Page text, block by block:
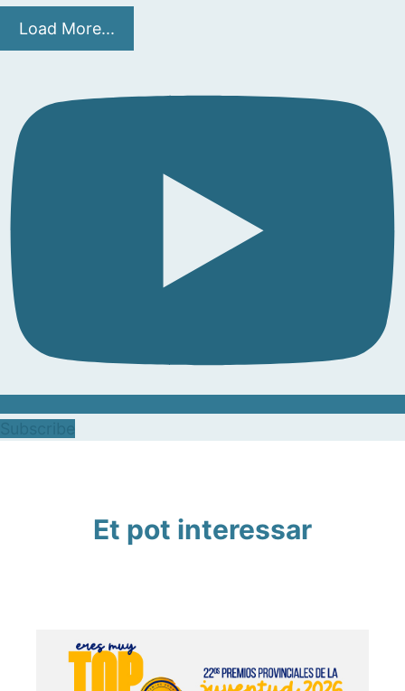
Load More...
Et pot interessar